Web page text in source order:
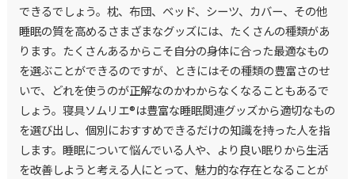
できるでしょう。枕、布団、ベッド、シーツ、カバー、その他
睡眠の質を高めるさまざまなグッズには、たくさんの種類があ
ります。たくさんあるからこそ自分の身体に合った最適なもの
を選ぶことができるのですが、ときにはその種類の豊富さのせ
いで、どれを使うのが正解なのかわからなくなることもあるで
しょう。寝具ソムリエ®は豊富な睡眠関連グッズから適切なもの
を選び出し、個別におすすめできるだけの知識を持った人を指
します。睡眠について悩んでいる人や、より良い眠りから生活
を改善しようと考える人にとって、魅力的な存在となることが